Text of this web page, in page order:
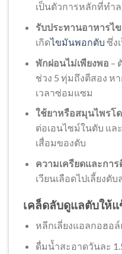
เป็นตัวการหลักที่ทำ
รับประทานอาหารไ
เกิดไขมันพอกตับ ซึ่ง
พักผ่อนไม่เพียงพอ –
ช่วง 5 ทุ่มถึงตีสอง ห
เวลาซ่อมแซม
ใช้ยาหรือสมุนไพรโ
ต่อเอนไซม์ในตับ แล
เสื่อมของตับ
ความเครียดและกา
เวียนเลือดไปเลี้ยงตั
เคล็ดลับดูแลตับให้
หลีกเลี่ยงแอลกอฮอ
ดื่มน้ำสะอาดวันละ